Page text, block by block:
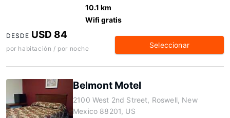
10.1 km
Wifi gratis
DESDE USD 84
por habitación / por noche Seleccionar
Belmont Motel
2100 West 2nd Street, Roswell, New
Mexico 88201, US